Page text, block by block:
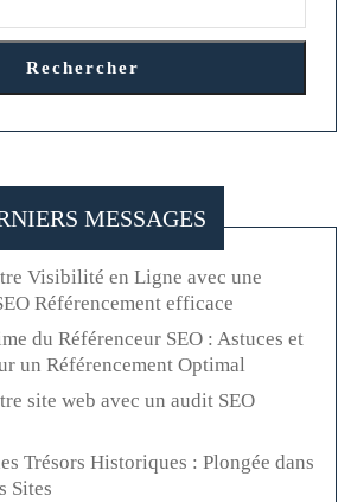
Rechercher
MESSAGES
Visibilité en Ligne avec une
Référencement efficace
du Référenceur SEO : Astuces et
un Référencement Optimal
site web avec un audit SEO
Trésors Historiques : Plongée dans
Sites